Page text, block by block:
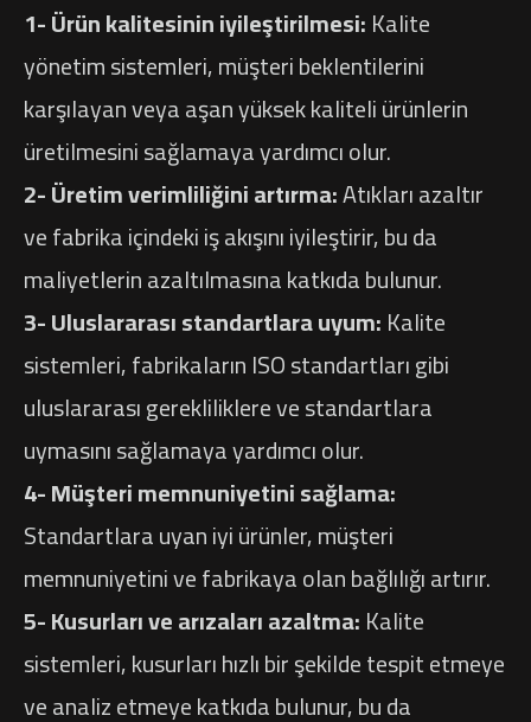
1- Ürün kalitesinin iyileştirilmesi:Kalite
yönetim sistemleri, müşteri beklentilerini
karşılayan veya aşan yüksek kaliteli ürünlerin
üretilmesini sağlamaya yardımcı olur.
2- Üretim verimliliğini artırma:Atıkları azaltır
ve fabrika içindeki iş akışını iyileştirir, bu da
maliyetlerin azaltılmasına katkıda bulunur.
3- Uluslararası standartlara uyum:Kalite
sistemleri, fabrikaların ISO standartları gibi
uluslararası gerekliliklere ve standartlara
uymasını sağlamaya yardımcı olur.
4- Müşteri memnuniyetini sağlama:
Standartlara uyan iyi ürünler, müşteri
memnuniyetini ve fabrikaya olan bağlılığı artırır.
5- Kusurları ve arızaları azaltma:Kalite
sistemleri, kusurları hızlı bir şekilde tespit etmeye
ve analiz etmeye katkıda bulunur, bu da